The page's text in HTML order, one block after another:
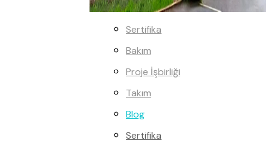
Sertifika
Bakım
Proje İşbirliği
Takım
Blog
Sertifika